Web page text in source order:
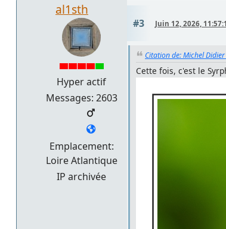
al1sth
Hyper actif
Messages: 2603
Emplacement:
Loire Atlantique
IP archivée
#3 Juin 12, 2026,
Citation de: Michel
Cette fois, c'est le